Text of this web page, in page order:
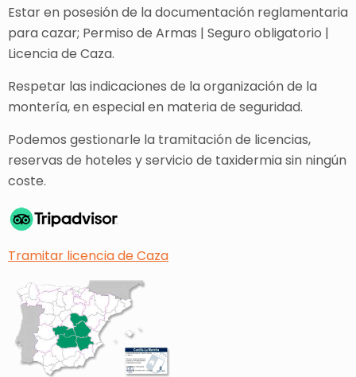
Estar en posesión de la documentación reglamentaria
para cazar; Permiso de Armas | Seguro obligatorio |
Licencia de Caza.
Respetar las indicaciones de la organización de la
montería, en especial en materia de seguridad.
Podemos gestionarle la tramitación de licencias,
reservas de hoteles y servicio de taxidermia sin ningún
coste.
Tramitar licencia de Caza